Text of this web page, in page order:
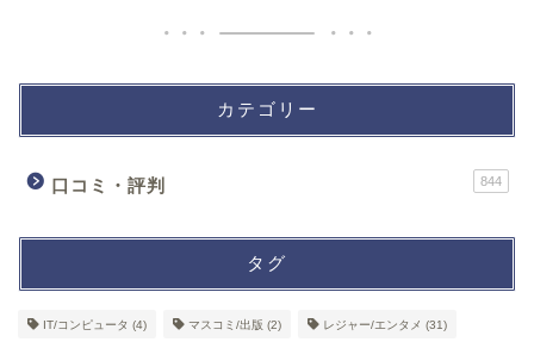
カテゴリー
口コミ・評判 844
タグ
IT/コンピュータ (4) マスコミ/出版 (2) レジャー/エンタメ (31)